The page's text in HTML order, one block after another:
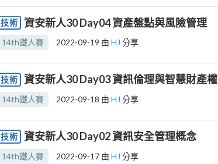
技術 資安新人30 Day04 資產盤點與風險管理
14th鐵人賽 2022-09-19 由 HJ 分享
技術 資安新人30 Day03 資訊倫理與智慧財產權
14th鐵人賽 2022-09-18 由 HJ 分享
技術 資安新人30 Day02 資訊安全管理概念
14th鐵人賽 2022-09-17 由 HJ 分享